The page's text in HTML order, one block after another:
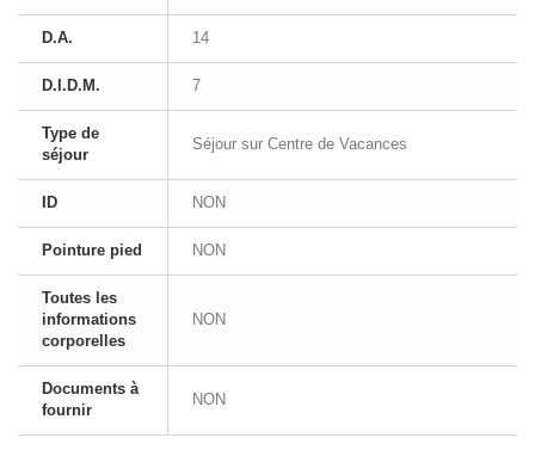
D.A. 14
D.I.D.M. 7
Type de
séjour
Séjour sur Centre de Vacances
ID NON
Pointure pied NON
Toutes les
informations
corporelles
NON
Documents à
fournir
NON